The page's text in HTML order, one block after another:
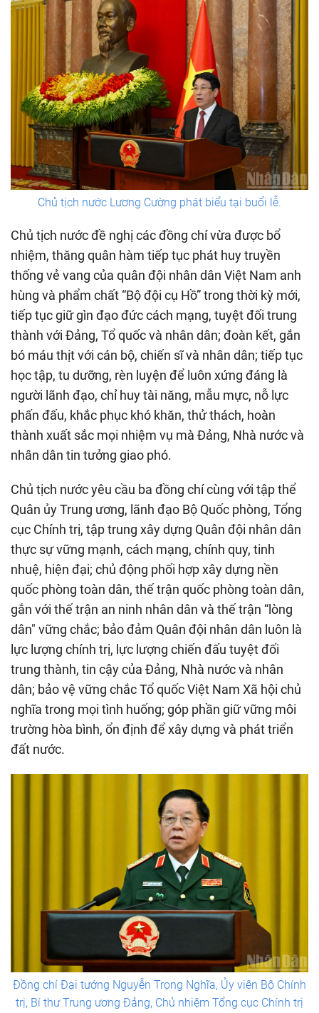
Chủ tịch nước Lương Cường phát biểu tại buổi lễ.
Chủ tịch nước đề nghị các đồng chí vừa được bổ
nhiệm, thăng quân hàm tiếp tục phát huy truyền
thống vẻ vang của quân đội nhân dân Việt Nam anh
hùng và phẩm chất “Bộ đội cụ Hồ” trong thời kỳ mới,
tiếp tục giữ gìn đạo đức cách mạng, tuyệt đối trung
thành với Đảng, Tổ quốc và nhân dân; đoàn kết, gắn
bó máu thịt với cán bộ, chiến sĩ và nhân dân; tiếp tục
học tập, tu dưỡng, rèn luyện để luôn xứng đáng là
người lãnh đạo, chỉ huy tài năng, mẫu mực, nỗ lực
phấn đấu, khắc phục khó khăn, thử thách, hoàn
thành xuất sắc mọi nhiệm vụ mà Đảng, Nhà nước và
nhân dân tin tưởng giao phó.
Chủ tịch nước yêu cầu ba đồng chí cùng với tập thể
Quân ủy Trung ương, lãnh đạo Bộ Quốc phòng, Tổng
cục Chính trị, tập trung xây dựng Quân đội nhân dân
thực sự vững mạnh, cách mạng, chính quy, tinh
nhuệ, hiện đại; chủ động phối hợp xây dựng nền
quốc phòng toàn dân, thế trận quốc phòng toàn dân,
gắn với thế trận an ninh nhân dân và thế trận “lòng
dân" vững chắc; bảo đảm Quân đội nhân dân luôn là
lực lượng chính trị, lực lượng chiến đấu tuyệt đối
trung thành, tin cậy của Đảng, Nhà nước và nhân
dân; bảo vệ vững chắc Tổ quốc Việt Nam Xã hội chủ
nghĩa trong mọi tình huống; góp phần giữ vững môi
trường hòa bình, ổn định để xây dựng và phát triển
đất nước.
Đồng chí Đại tướng Nguyễn Trọng Nghĩa, Ủy viên Bộ Chính
trị, Bí thư Trung ương Đảng, Chủ nhiệm Tổng cục Chính trị